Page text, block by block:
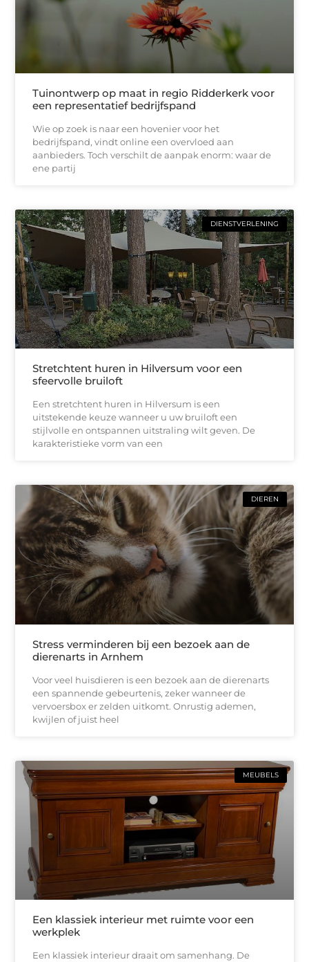
Tuinontwerp op maat in regio Ridderkerk voor
een representatief bedrijfspand
Wie op zoek is naar een hovenier voor het
bedrijfspand, vindt online een overvloed aan
aanbieders. Toch verschilt de aanpak enorm: waar de
ene partij
DIENSTVERLENING
Stretchtent huren in Hilversum voor een
sfeervolle bruiloft
Een stretchtent huren in Hilversum is een
uitstekende keuze wanneer u uw bruiloft een
stijlvolle en ontspannen uitstraling wilt geven. De
karakteristieke vorm van een
DIEREN
Stress verminderen bij een bezoek aan de
dierenarts in Arnhem
Voor veel huisdieren is een bezoek aan de dierenarts
een spannende gebeurtenis, zeker wanneer de
vervoersbox er zelden uitkomt. Onrustig ademen,
kwijlen of juist heel
MEUBELS
Een klassiek interieur met ruimte voor een
werkplek
Een klassiek interieur draait om samenhang. De